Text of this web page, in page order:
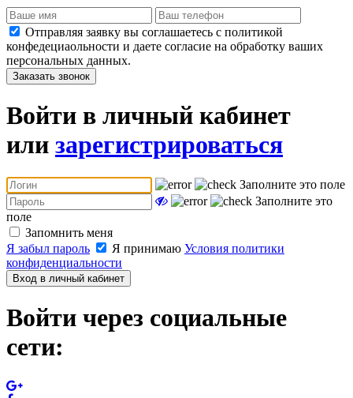
Отправляя заявку вы соглашаетесь с политикой
конфедециаольности и даете согласие на обработку ваших
персональных данных.
Заказать звонок
Войти в личный кабинет
или зарегистрироваться
Заполните это поле
Заполните это
поле
Запомнить меня
Я забыл пароль
Я принимаю Условия политики
конфиденциальности
Вход в личный кабинет
Войти через социальные
сети: